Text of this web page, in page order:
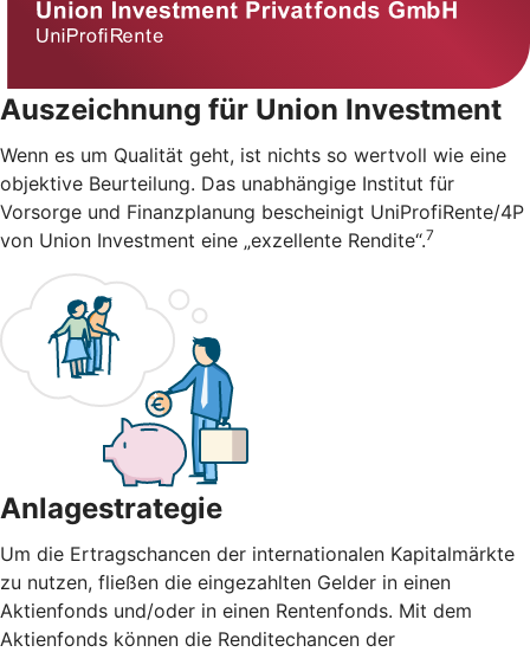
Auszeichnung für Union Investment
Wenn es um Qualität geht, ist nichts so wertvoll wie eine
objektive Beurteilung. Das unabhängige Institut für
Vorsorge und Finanzplanung bescheinigt UniProfiRente/4P
von Union Investment eine „exzellente Rendite“.7
Anlagestrategie
Um die Ertragschancen der internationalen Kapitalmärkte
zu nutzen, fließen die eingezahlten Gelder in einen
Aktienfonds und/oder in einen Rentenfonds. Mit dem
Aktienfonds können die Renditechancen der